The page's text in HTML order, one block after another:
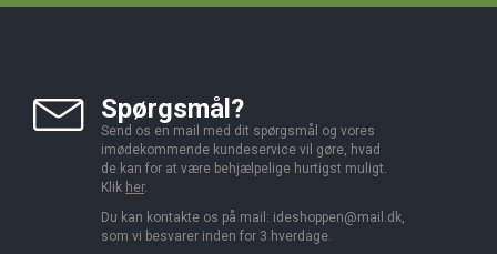
Spørgsmål?
Send os en mail med dit spørgsmål og vores
imødekommende kundeservice vil gøre, hvad
de kan for at være behjælpelige hurtigst muligt.
Klik her.
Du kan kontakte os på mail: ideshoppen@mail.dk,
som vi besvarer inden for 3 hverdage.